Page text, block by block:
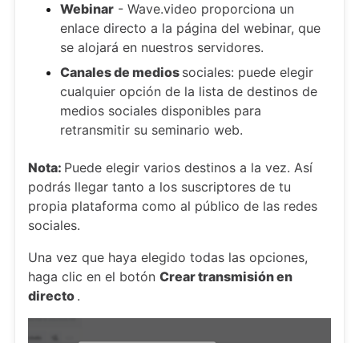
Webinar - Wave.video proporciona un
enlace directo a la página del webinar, que
se alojará en nuestros servidores.
Canales de medios sociales: puede elegir
cualquier opción de la lista de destinos de
medios sociales disponibles para
retransmitir su seminario web.
Nota: Puede elegir varios destinos a la vez. Así
podrás llegar tanto a los suscriptores de tu
propia plataforma como al público de las redes
sociales.
Una vez que haya elegido todas las opciones,
haga clic en el botón Crear transmisión en
directo .